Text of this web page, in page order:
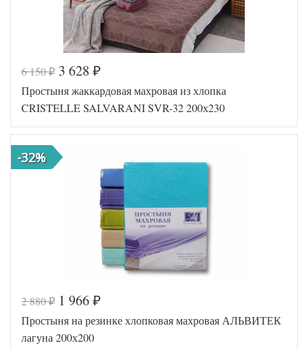
Код товара
560-058
Артикул
TT1098
47
Махра
Размер
простыни
Производитель
Cristelle
(Китай)
Код товара
560-055
Артикул
TT1098
6 150₽ 3 628 ₽
Простыня жаккардовая махровая из хлопка
CRISTELLE SALVARANI SVR-32 200х230
-32%
2 880₽ 1 966 ₽
Простыня на резинке хлопковая махровая АЛЬВИТЕК
лагуна 200х200